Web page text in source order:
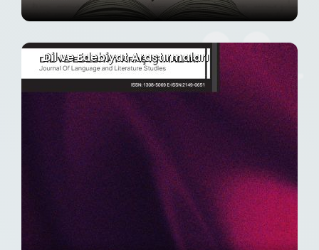
Dil ve Edebiyat Araştırmaları